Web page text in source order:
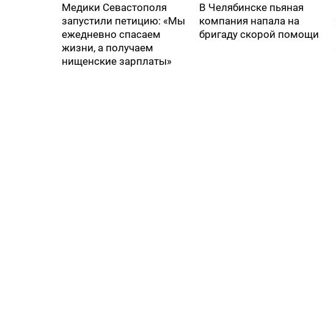
Медики Севастополя
запустили петицию: «Мы
ежедневно спасаем
жизни, а получаем
нищенские зарплаты»
В Челябинске пьяная
компания напала на
бригаду скорой помощи